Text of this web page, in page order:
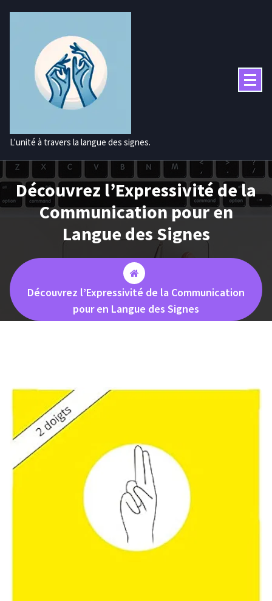
L'unité à travers la langue des signes.
Découvrez l’Expressivité de la
Communication pour en
Langue des Signes
Découvrez l’Expressivité de la Communication
pour en Langue des Signes